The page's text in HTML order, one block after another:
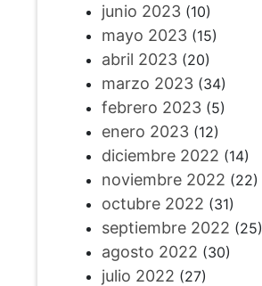
junio 2023(10)
mayo 2023(15)
abril 2023(20)
marzo 2023(34)
febrero 2023(5)
enero 2023(12)
diciembre 2022 (14)
noviembre 2022 (22)
octubre 2022 (31)
septiembre 2022 (25)
agosto 2022 (30)
julio 2022 (27)